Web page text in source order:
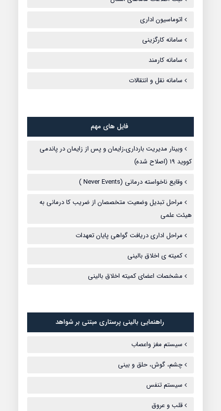
اتوماسیون اداری
سامانه کارگزینی
سامانه کارمند
سامانه نقل و انتقالات
فایل های مهم
وبینار مدیریت بارداری،زایمان و پس از زایمان در پاندمی
کووید 19 (اصلاح شده)
وقایع ناخواسته درمانی (Never Events )
مراحل تبدیل وضعیت متخصصان از ضریب کا درمانی به
هیئت علمی
مراحل اداری دریافت گواهی پایان تعهدات
کمیته ی اخلاق بالینی
مشخصات اعضای کمیته اخلاق بالینی
راهنمایی بالینی پرستاری مبتنی بر شواهد
سیستم مغز واعصاب
چشم، گوش، حلق و بینی
سیستم تنفس
قلب و عروق